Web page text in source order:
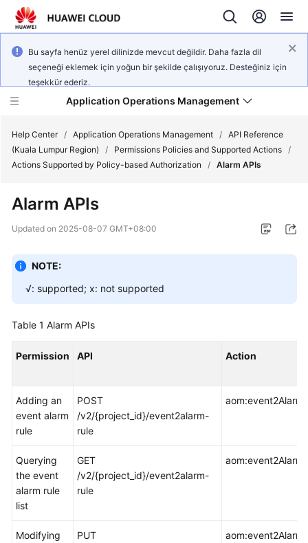
Bu sayfa henüz yerel dilinizde mevcut değildir. Daha fazla dil
seçeneği eklemek için yoğun bir şekilde çalışıyoruz. Desteğiniz için
teşekkür ederiz.
Application Operations Management
Service
Billing
Getting
User
Best
Practices
Reference
SDK
Reference
FAQs
Help Center / Application Operations Management / API Reference
(Kuala Lumpur Region)
/ Permissions Policies and Supported Actions /
Actions Supported by Policy-based Authorization
/ Alarm APIs
Alarm APIs
Updated on 2025-08-07 GMT+08:00
NOTE:
√: supported; x: not supported
Table 1 Alarm APIs
Permission API Action
Adding an
event alarm
rule
POST
/v2/{project_id}/event2alarm-
rule
Querying
the event
alarm rule
list
GET
/v2/{project_id}/event2alarm-
rule
Modifying
PUT